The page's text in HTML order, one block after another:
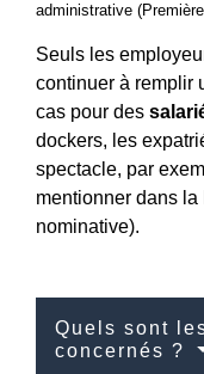
administrative
Seuls les
continuer à remplir
cas pour des
dockers, les
spectacle, par
mentionner dans
nominative).
Quels sont
concernés ?